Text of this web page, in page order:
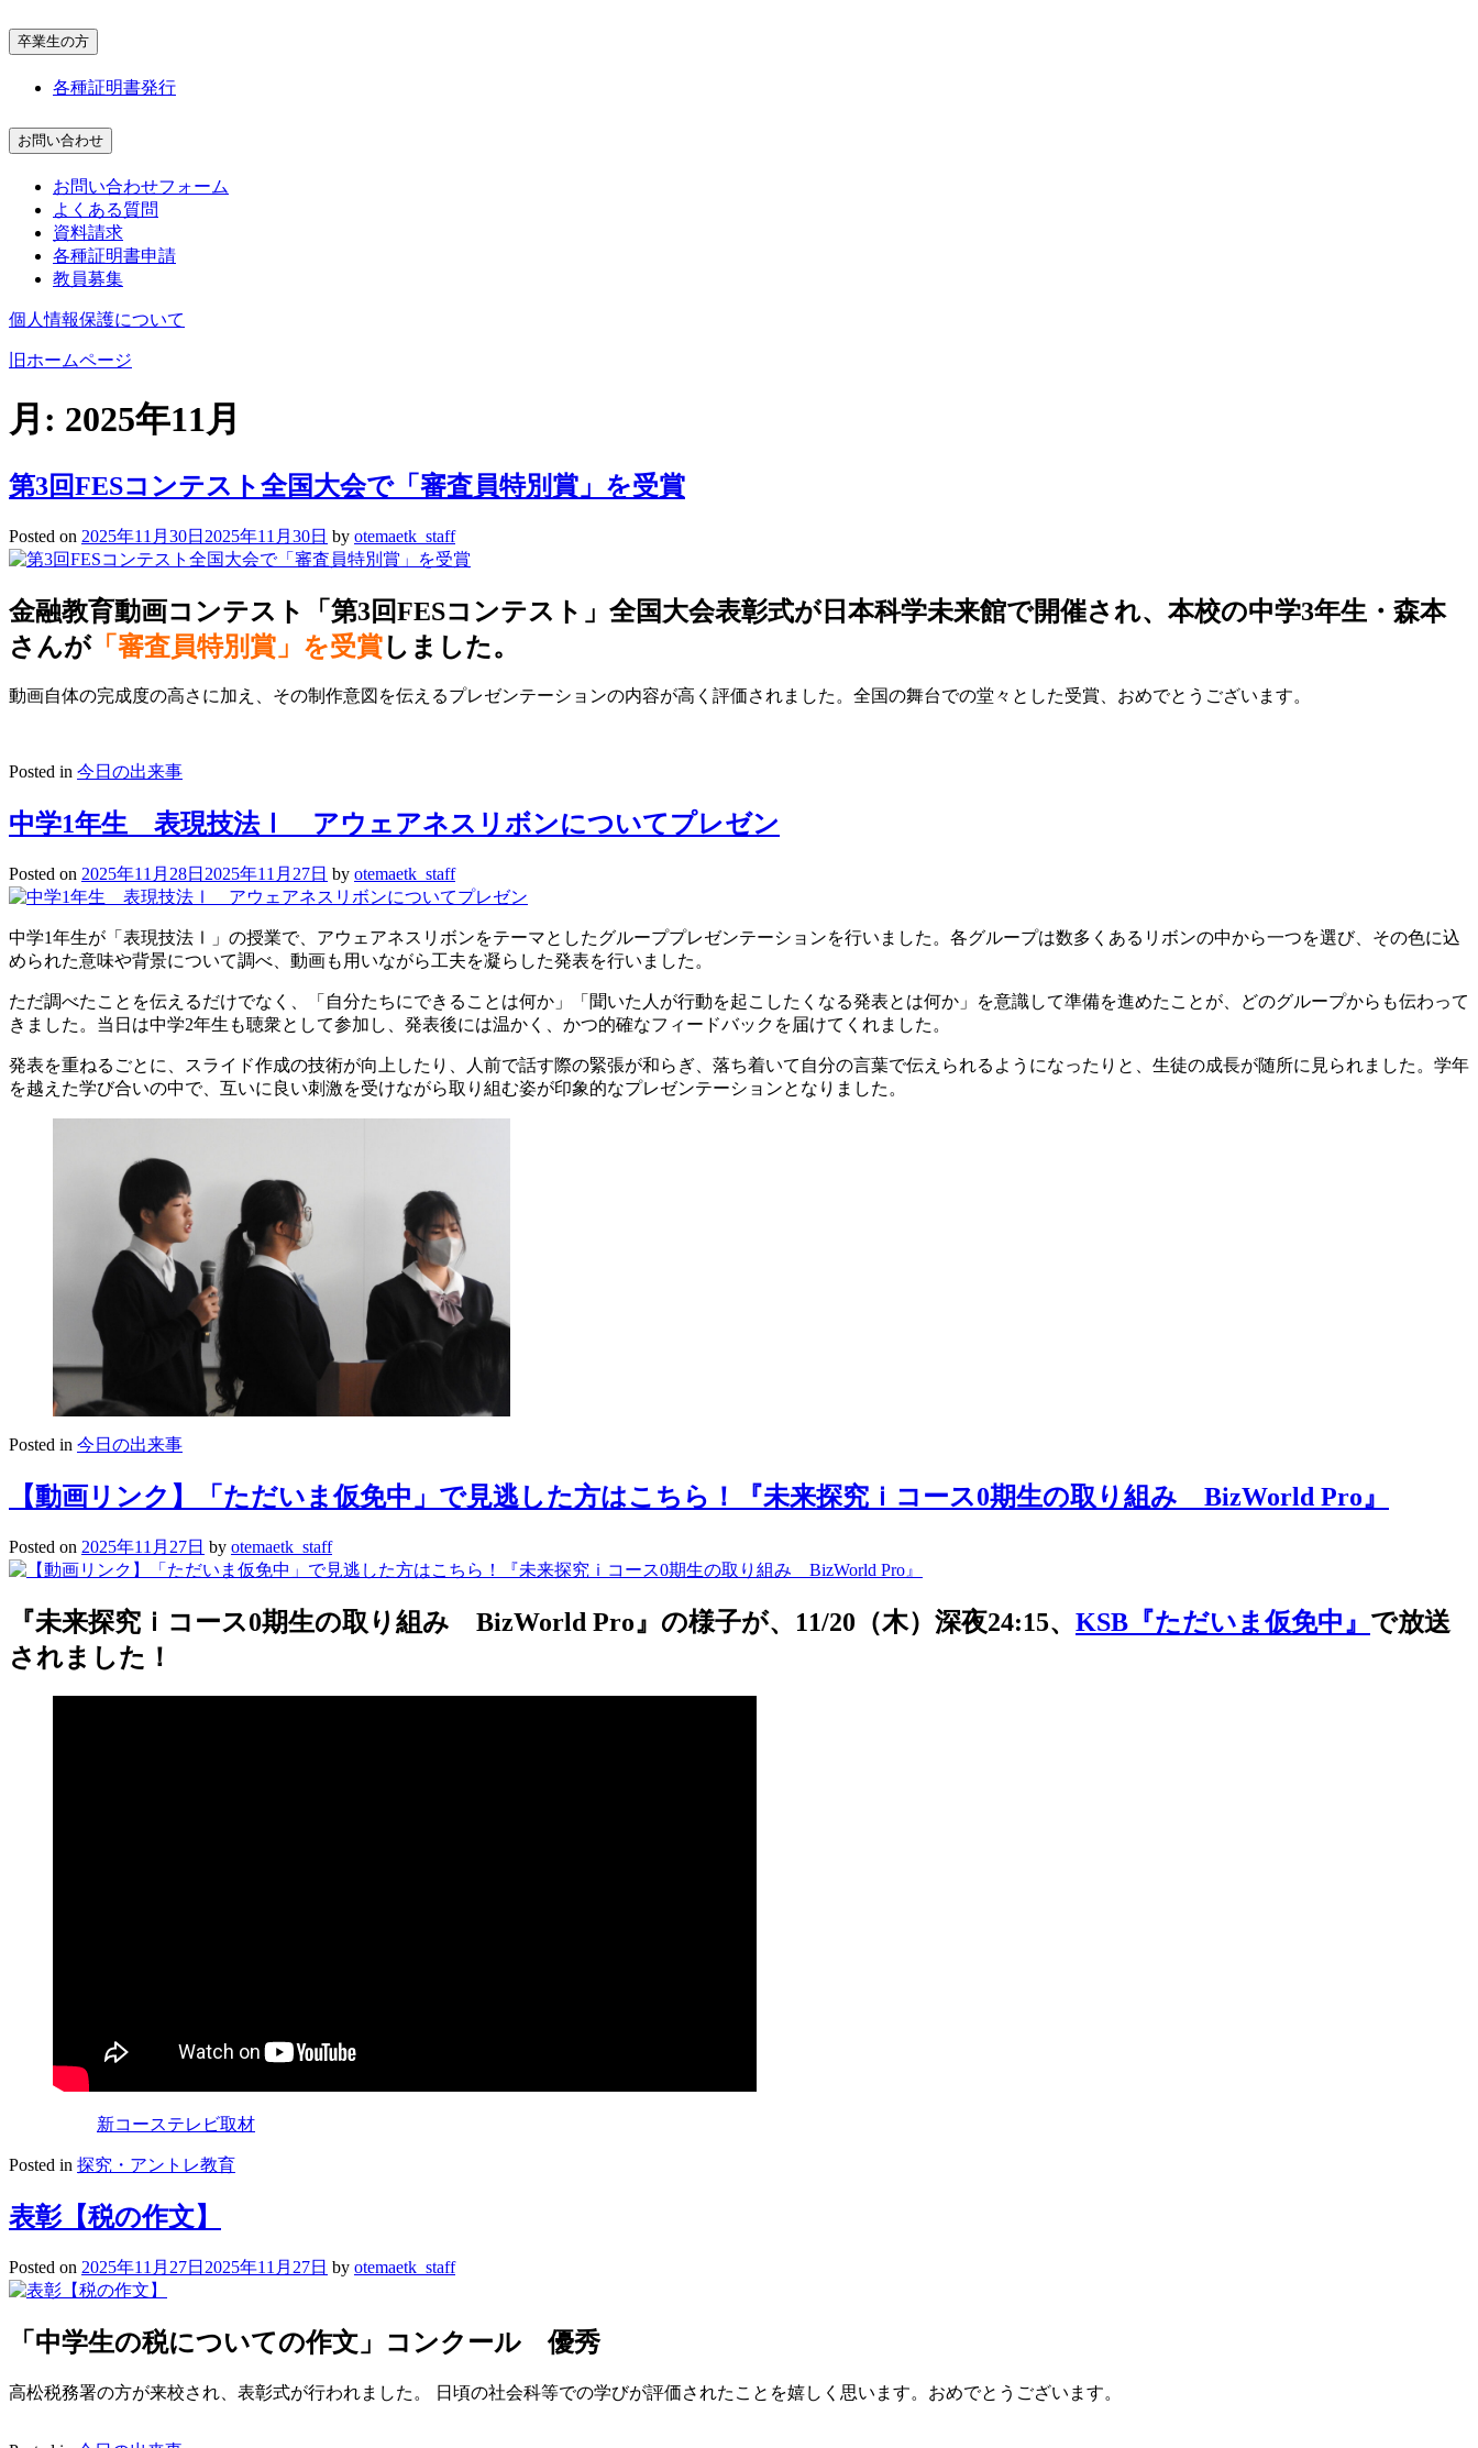
卒業生の方
各種証明書発行
お問い合わせ
お問い合わせフォーム
よくある質問
資料請求
各種証明書申請
教員募集
個人情報保護について
旧ホームページ
月: 2025年11月
第3回FESコンテスト全国大会で「審査員特別賞」を受賞
Posted on 2025年11月30日 2025年11月30日 by otemaetk_staff
金融教育動画コンテスト「第3回FESコンテスト」全国大会表彰式が日本科学未来館で開催され、本校の中学3年生・森本
さんが「審査員特別賞」を受賞しました。
動画自体の完成度の高さに加え、その制作意図を伝えるプレゼンテーションの内容が高く評価されました。全国の舞台での堂々とした受賞、おめでとうございます。
Posted in 今日の出来事
中学1年生 表現技法Ⅰ アウェアネスリボンについてプレゼン
Posted on 2025年11月28日 2025年11月27日 by otemaetk_staff
中学1年生が「表現技法Ⅰ」の授業で、アウェアネスリボンをテーマとしたグループプレゼンテーションを行いました。各グループは数多くあるリボンの中から一つを選び、その色に込
められた意味や背景について調べ、動画も用いながら工夫を凝らした発表を行いました。
ただ調べたことを伝えるだけでなく、「自分たちにできることは何か」「聞いた人が行動を起こしたくなる発表とは何か」を意識して準備を進めたことが、どのグループからも伝わって
きました。当日は中学2年生も聴衆として参加し、発表後には温かく、かつ的確なフィードバックを届けてくれました。
発表を重ねるごとに、スライド作成の技術が向上したり、人前で話す際の緊張が和らぎ、落ち着いて自分の言葉で伝えられるようになったりと、生徒の成長が随所に見られました。学年
を越えた学び合いの中で、互いに良い刺激を受けながら取り組む姿が印象的なプレゼンテーションとなりました。
Posted in 今日の出来事
【動画リンク】「ただいま仮免中」で見逃した方はこちら！『未来探究ｉコース0期生の取り組み BizWorld Pro』
Posted on 2025年11月27日 by otemaetk_staff
『未来探究ｉコース0期生の取り組み BizWorld Pro』の様子が、11/20（木）深夜24:15、 KSB『ただいま仮免中』 で放送
されました！
新コーステレビ取材
Posted in 探究・アントレ教育
表彰【税の作文】
Posted on 2025年11月27日 2025年11月27日 by otemaetk_staff
「中学生の税についての作文」コンクール 優秀
高松税務署の方が来校され、表彰式が行われました。 日頃の社会科等での学びが評価されたことを嬉しく思います。おめでとうございます。